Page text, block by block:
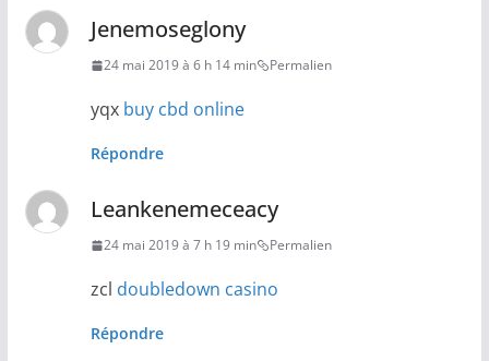
Jenemoseglony
24 mai 2019 à 6 h 14 min Permalien
yqx buy cbd online
Répondre
Leankenemeceacy
24 mai 2019 à 7 h 19 min Permalien
zcl doubledown casino
Répondre